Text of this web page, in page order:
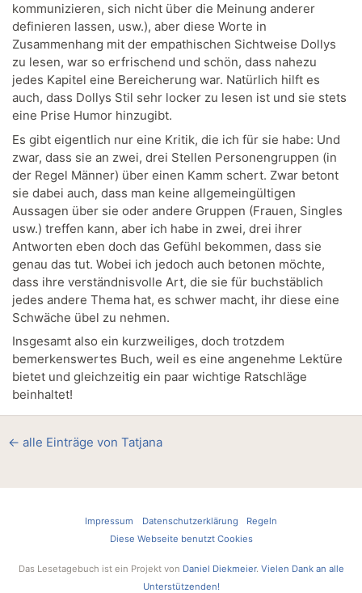
kommunizieren, sich nicht über die Meinung anderer
definieren lassen, usw.), aber diese Worte in
Zusammenhang mit der empathischen Sichtweise Dollys
zu lesen, war so erfrischend und schön, dass nahezu
jedes Kapitel eine Bereicherung war. Natürlich hilft es
auch, dass Dollys Stil sehr locker zu lesen ist und sie stets
eine Prise Humor hinzugibt.
Es gibt eigentlich nur eine Kritik, die ich für sie habe: Und
zwar, dass sie an zwei, drei Stellen Personengruppen (in
der Regel Männer) über einen Kamm schert. Zwar betont
sie dabei auch, dass man keine allgemeingültigen
Aussagen über sie oder andere Gruppen (Frauen, Singles
usw.) treffen kann, aber ich habe in zwei, drei ihrer
Antworten eben doch das Gefühl bekommen, dass sie
genau das tut. Wobei ich jedoch auch betonen möchte,
dass ihre verständnisvolle Art, die sie für buchstäblich
jedes andere Thema hat, es schwer macht, ihr diese eine
Schwäche übel zu nehmen.
Insgesamt also ein kurzweiliges, doch trotzdem
bemerkenswertes Buch, weil es eine angenehme Lektüre
bietet und gleichzeitig ein paar wichtige Ratschläge
beinhaltet!
← alle Einträge von Tatjana
Impressum Datenschutzerklärung
Regeln
Diese Webseite benutzt Cookies
Das Lesetagebuch ist ein Projekt von Daniel Diekmeier. Vielen Dank an alle
Unterstützenden!